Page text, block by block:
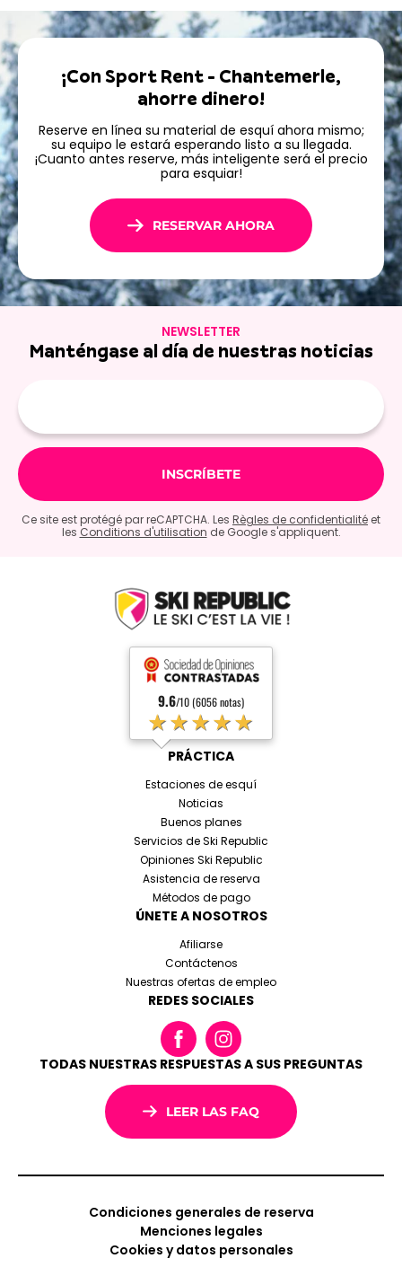
Además de bicicletas fat bike en invierno, nuestratienda
se especializa en bicicletas de montaña
nuestra selección de bicicletas de montaña tradicionales,
eléctricas y de descenso de marcas como COMMENCAL,
HAIBIKE e INTENSE, disponibles para alquilar. Tenemos
bicicletas para todas las edades y gustos (cursos, rutas
organizadas, cursos de freeride y ciclismo de montaña
eléctrico). ¡Más de 100 bicicletas de alta gama
disponibles para alquilar
¡Con Sport Rent - Chantemerle,
ahorre dinero!
Reserve en línea su material de esquí ahora mismo;
su equipo le estará esperando listo a su llegada.
¡Cuanto antes reserve, más inteligente será el precio
para esquiar!
RESERVAR AHORA
NEWSLETTER
Manténgase al día de nuestras noticias
Ce site est protégé par reCAPTCHA. Les Règles de confidentialité et
les Conditions d'utilisation de Google s'appliquent.
9.6/10 (6056 notas)
★★★★★
PRÁCTICA
Estaciones de esquí
Noticias
Buenos planes
Servicios de Ski Republic
Opiniones Ski Republic
Asistencia de reserva
Métodos de pago
ÚNETE A NOSOTROS
Afiliarse
Contáctenos
Nuestras ofertas de empleo
REDES SOCIALES
TODAS NUESTRAS RESPUESTAS A SUS PREGUNTAS
LEER LAS FAQ
Condiciones generales de reserva
Menciones legales
Cookies y datos personales